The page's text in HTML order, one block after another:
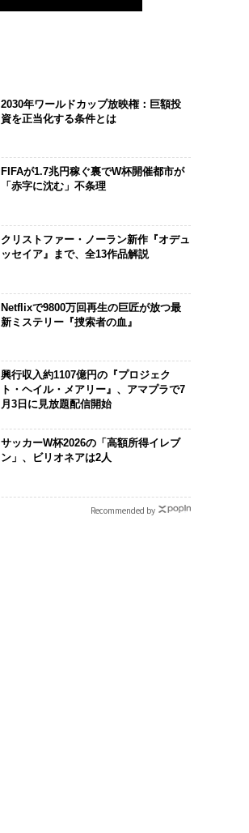
2030年ワールドカップ放映権：巨額投
資を正当化する条件とは
FIFAが1.7兆円稼ぐ裏でW杯開催都市が
「赤字に沈む」不条理
クリストファー・ノーラン新作『オデュ
ッセイア』まで、全13作品解説
Netflixで9800万回再生の巨匠が放つ最
新ミステリー『捜索者の血』
興行収入約1107億円の『プロジェク
ト・ヘイル・メアリー』、アマプラで7
月3日に見放題配信開始
サッカーW杯2026の「高額所得イレブ
ン」、ビリオネアは2人
Recommended by